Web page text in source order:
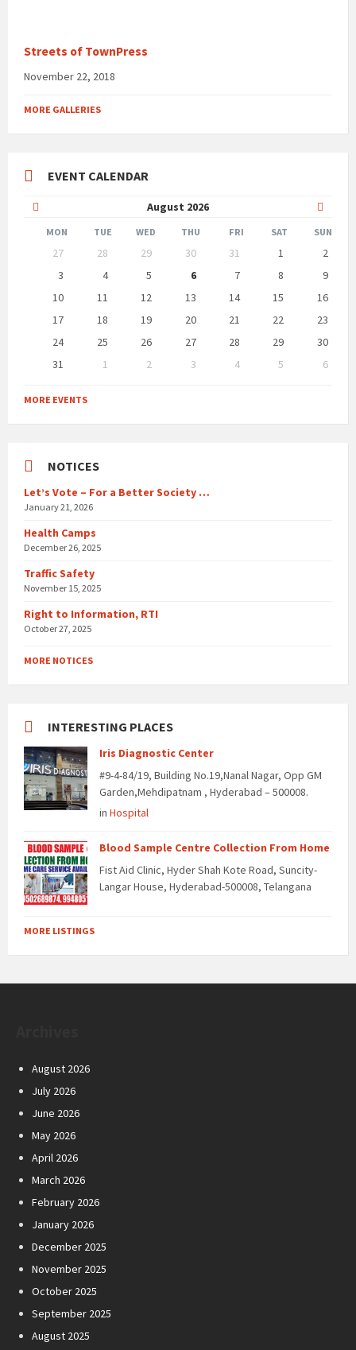
Streets of TownPress
November 22, 2018
MORE GALLERIES
EVENT CALENDAR
August 2026
Month
Month
MON TUE WED THU FRI SAT SUN
calendar
27 28 29 30 31 1
2
3
4 5 6 7 8
9
10
11 12 13 14 15
16
17
18 19 20 21 22
23
24
25 26 27 28 29
30
31
1 2 3 4 5
6
to
calendar
MORE EVENTS
NOTICES
Let’s Vote – For a Better Society …
January 21, 2026
Health Camps
December 26, 2025
Traffic Safety
November 15, 2025
Right to Information, RTI
October 27, 2025
MORE NOTICES
INTERESTING PLACES
Iris Diagnostic Center
#9-4-84/19, Building No.19,Nanal Nagar, Opp GM
Garden,Mehdipatnam , Hyderabad – 500008.
in Hospital
Blood Sample Centre Collection From Home
Fist Aid Clinic, Hyder Shah Kote Road, Suncity-
Langar House, Hyderabad-500008, Telangana
MORE LISTINGS
August 2026
July 2026
June 2026
May 2026
April 2026
March 2026
February 2026
January 2026
December 2025
November 2025
October 2025
September 2025
August 2025